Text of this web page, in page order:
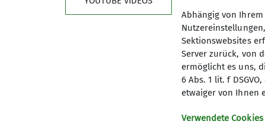
Nach dem Mittagessen genossen wir die
unsere Damen, ganz herzlichen Dank
Inge unterhielten uns dabei mit
Abhängig von
Sektionswebsites
Server zurück, von
ermöglicht es uns,
6 Abs. 1 lit. f
etwaiger von Ihnen
Verwendete Cookies